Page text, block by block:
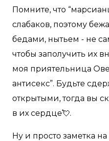
Помните, что
слабаков, поэтому
бедами, нытьем - не
чтобы заполучить их
моя приятельница
антисекс”. Будьте
открытыми, тогда вы
в их сердце💘.
Ну и просто заметка